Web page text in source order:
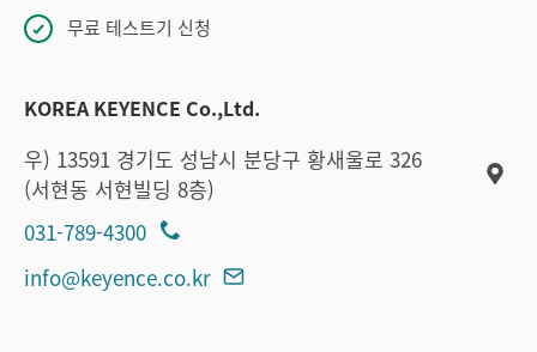
무료 테스트기 신청
KOREA KEYENCE Co.,Ltd.
우) 13591 경기도 성남시 분당구 황새울로 326
(서현동 서현빌딩 8층)
031-789-4300
info@keyence.co.kr